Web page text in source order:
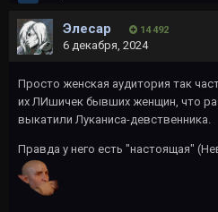
Элесар 14 492
6 декабря, 2024
Просто женская аудитория так
их ЛИшичек бывших женщин, что
выкатили Луканиса-девственника.
Правда у него есть "настоящая"